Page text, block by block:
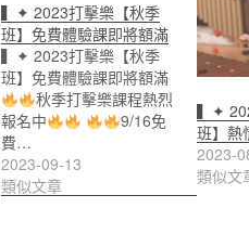
▍✦ 2023打擊樂【秋季
班】免費體驗課即將額滿
▍✦ 2023打擊樂【秋季
班】免費體驗課即將額滿
秋季打擊樂課程熱烈
報名中
9/16免
費…
2023-09-13
類似文章
▍✦
班】熱
2023-
類似文